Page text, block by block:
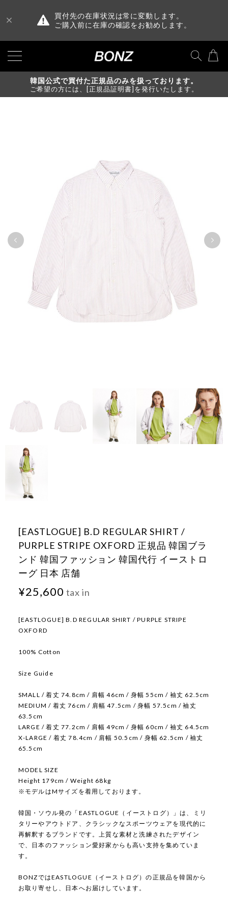
買付先の在庫状況は常に変動します。
ご購入前に在庫の確認をお勧めします。
韓国公式で買付た正規品のみを扱っております。
ご希望の方には、[正規品証明書]を発行いたします。
[EASTLOGUE] B.D REGULAR SHIRT /
PURPLE STRIPE OXFORD 正規品 韓国ブラ
ンド 韓国ファッション 韓国代行 イーストロ
ーグ 日本 店舗
¥25,600 tax in
[EASTLOGUE] B.D REGULAR SHIRT / PURPLE STRIPE
OXFORD
100% Cotton
Size Guide
SMALL / 着丈 74.8cm / 肩幅 46cm / 身幅 55cm / 袖丈 62.5cm
MEDIUM / 着丈 76cm / 肩幅 47.5cm / 身幅 57.5cm / 袖丈
63.5cm
LARGE / 着丈 77.2cm / 肩幅 49cm / 身幅 60cm / 袖丈 64.5cm
X-LARGE / 着丈 78.4cm / 肩幅 50.5cm / 身幅 62.5cm / 袖丈
65.5cm
MODEL SIZE
Height 179cm / Weight 68kg
※モデルはMサイズを着用しております。
韓国・ソウル発の「EASTLOGUE（イーストログ）」は、ミリ
タリーやアウトドア、クラシックなスポーツウェアを現代的に
再解釈するブランドです。上質な素材と洗練されたデザイン
で、日本のファッション愛好家からも高い支持を集めていま
す。
BONZではEASTLOGUE（イーストログ）の正規品を韓国から
お取り寄せし、日本へお届けしています。